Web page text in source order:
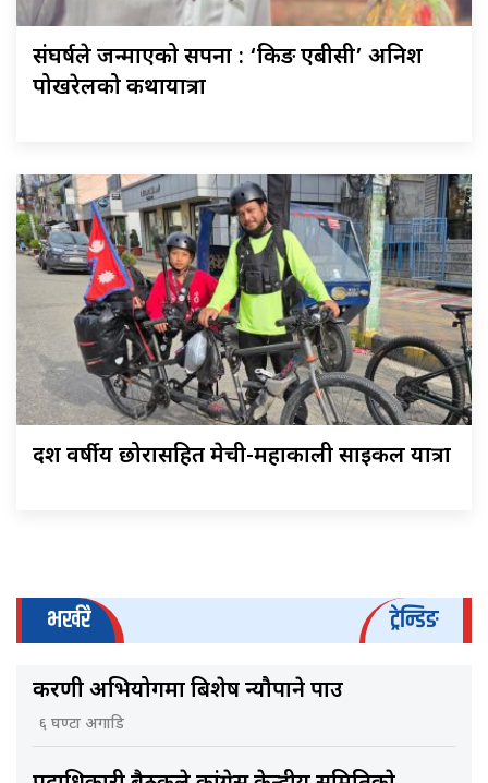
संघर्षले जन्माएको सपना : ‘किङ एबीसी’ अनिश
पोखरेलको कथायात्रा
दश वर्षीय छोरासहित मेची-महाकाली साइकल यात्रा
भर्खरै ट्रेन्डिङ
करणी अभियोगमा बिशेष न्यौपाने पक्राउ
६ घण्टा अगाडि